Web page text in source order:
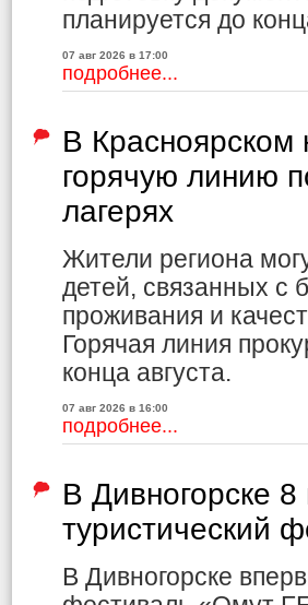
планируется до
07 авг 2026 в 17:00
подробнее...
В Красноярском
горячую линию
лагерях
Жители региона
детей, связанных с
проживания и
Горячая линия
конца августа.
07 авг 2026 в 16:00
подробнее...
В Дивногорске 8
туристический
В Дивногорске